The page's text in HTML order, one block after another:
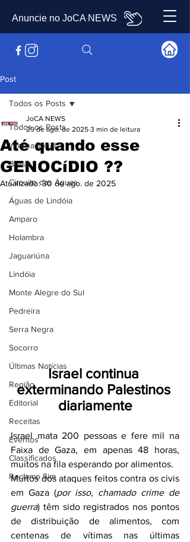
Anuncie no JoCA NEWS
Post
Todos os Posts
Internacional
Brasil
Circuito das Águas
Águas de Lindóia
Amparo
Holambra
Jaguariúna
Lindóia
Monte Alegre do Sul
Pedreira
Serra Negra
Socorro
Últimas Notícias
Região
Editorial
Receitas
Eventos
Classificados
Reclamo Sim
Todos os Posts
Até quando esse
GENOCíDIO ??
JoCA NEWS
29 de ago. de 2025 3 min de leitura
Atualizado:30 de ago. de 2025
Israel continua
exterminando Palestinos
diariamente
Israel mata 200 pessoas e fere mil na
Faixa de Gaza, em apenas 48 horas,
muitos na fila esperando por alimentos.
Muitos dos ataques feitos contra os civis
em Gaza (por isso, chamado crime de
guerra) têm sido registrados nos pontos
de distribuição de alimentos, com
centenas de vítimas nas últimas